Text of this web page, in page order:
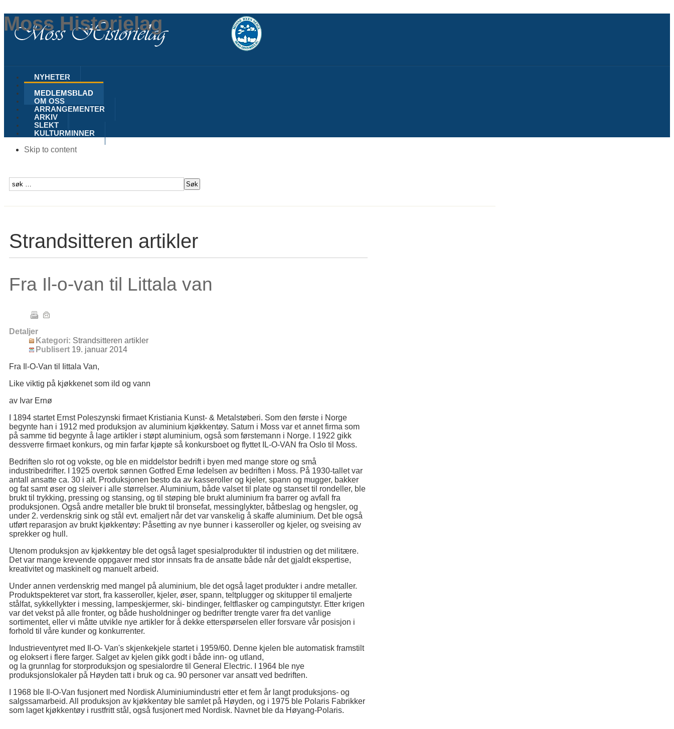
Moss Historielag
NYHETER
MOSS
MEDLEMSBLAD
OM OSS
ARRANGEMENTER
ARKIV
SLEKT
KULTURMINNER
Skip to content
Strandsitteren artikler
Fra Il-o-van til Littala van
Detaljer
Kategori: Strandsitteren artikler
Publisert 19. januar 2014
Fra Il-O-Van til Iittala Van,
Like viktig på kjøkkenet som ild og vann
av Ivar Ernø
I 1894 startet Ernst Poleszynski firmaet Kristiania Kunst- & Metalstøberi. Som den første i Norge
begynte han i 1912 med produksjon av aluminium kjøkkentøy. Saturn i Moss var et annet firma som
på samme tid begynte å lage artikler i støpt aluminium, også som førstemann i Norge. I 1922 gikk
dessverre firmaet konkurs, og min farfar kjøpte så konkursboet og flyttet IL-O-VAN fra Oslo til Moss.
Bedriften slo rot og vokste, og ble en middelstor bedrift i byen med mange store og små
industribedrifter. I 1925 overtok sønnen Gotfred Ernø ledelsen av bedriften i Moss. På 1930-tallet var
antall ansatte ca. 30 i alt. Produksjonen besto da av kasseroller og kjeler, spann og mugger, bakker
og fat samt øser og sleiver i alle størrelser. Aluminium, både valset til plate og stanset til rondeller, ble
brukt til trykking, pressing og stansing, og til støping ble brukt aluminium fra barrer og avfall fra
produksjonen. Også andre metaller ble brukt til bronsefat, messinglykter, båtbeslag og hengsler, og
under 2. verdenskrig sink og stål evt. emaljert når det var vanskelig å skaffe aluminium. Det ble også
utført reparasjon av brukt kjøkkentøy: Påsetting av nye bunner i kasseroller og kjeler, og sveising av
sprekker og hull.
Utenom produksjon av kjøkkentøy ble det også laget spesialprodukter til industrien og det militære.
Det var mange krevende oppgaver med stor innsats fra de ansatte både når det gjaldt ekspertise,
kreativitet og maskinelt og manuelt arbeid.
Under annen verdenskrig med mangel på aluminium, ble det også laget produkter i andre metaller.
Produktspekteret var stort, fra kasseroller, kjeler, øser, spann, teltplugger og skitupper til emaljerte
stålfat, sykkellykter i messing, lampeskjermer, ski- bindinger, feltflasker og campingutstyr. Etter krigen
var det vekst på alle fronter, og både husholdninger og bedrifter trengte varer fra det vanlige
sortimentet, eller vi måtte utvikle nye artikler for å dekke etterspørselen eller forsvare vår posisjon i
forhold til våre kunder og konkurrenter.
Industrieventyret med Il-O- Van's skjenkekjele startet i 1959/60. Denne kjelen ble automatisk framstilt
og eloksert i flere farger. Salget av kjelen gikk godt i både inn- og utland,
og la grunnlag for storproduksjon og spesialordre til General Electric. I 1964 ble nye
produksjonslokaler på Høyden tatt i bruk og ca. 90 personer var ansatt ved bedriften.
I 1968 ble Il-O-Van fusjonert med Nordisk Aluminiumindustri etter et fem år langt produksjons- og
salgssamarbeid. All produksjon av kjøkkentøy ble samlet på Høyden, og i 1975 ble Polaris Fabrikker
som laget kjøkkentøy i rustfritt stål, også fusjonert med Nordisk. Navnet ble da Høyang-Polaris.